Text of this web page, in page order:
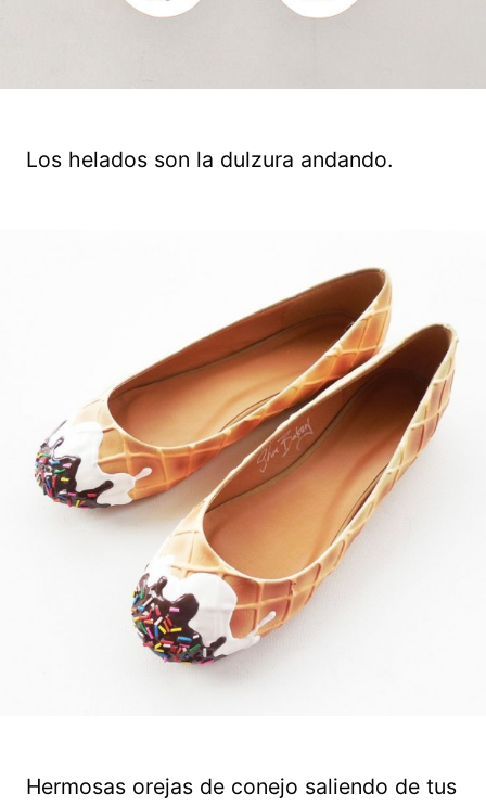
Los helados son la dulzura andando.
Hermosas orejas de conejo saliendo de tus